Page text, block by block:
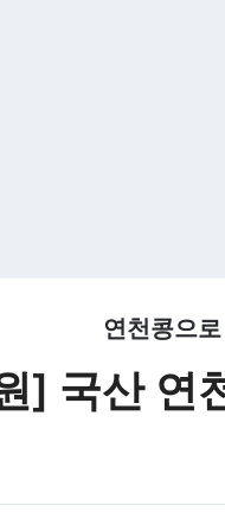
연천콩으
] 국산 연